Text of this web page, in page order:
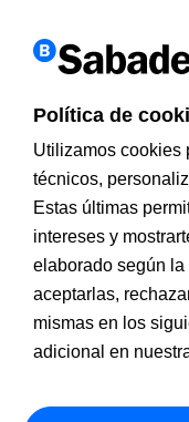
Información a clientes
MIFIDDocumentación
Política de
Utilizamos cookies
técnicos,
Estas últimas
intereses y
elaborado según
aceptarlas,
mismas en los
adicional en